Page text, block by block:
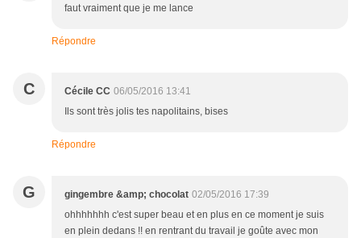
faut vraiment que je me lance
Répondre
C Cécile CC 06/05/2016 13:41
Ils sont très jolis tes napolitains, bises
Répondre
G gingembre &amp; chocolat 02/05/2016 17:39
ohhhhhhh c'est super beau et en plus en ce moment je suis
en plein dedans !! en rentrant du travail je goûte avec mon